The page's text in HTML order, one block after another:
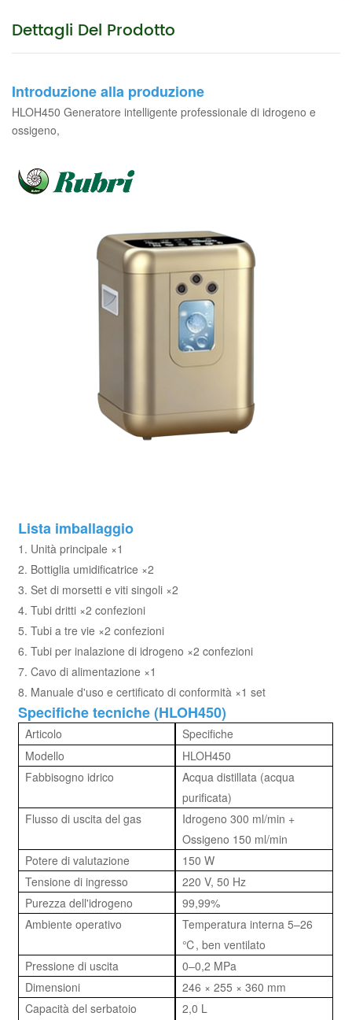
Dettagli Del Prodotto
Introduzione alla produzione
HLOH450 Generatore intelligente professionale di idrogeno e
ossigeno,
Lista imballaggio
1. Unità principale ×1
2. Bottiglia umidificatrice ×2
3. Set di morsetti e viti singoli ×2
4. Tubi dritti ×2 confezioni
5. Tubi a tre vie ×2 confezioni
6. Tubi per inalazione di idrogeno ×2 confezioni
7. Cavo di alimentazione ×1
8. Manuale d'uso e certificato di conformità ×1 set
Specifiche tecniche (HLOH450)
Articolo
Specifiche
Modello
HLOH450
Fabbisogno idrico
Acqua distillata (acqua
purificata)
Flusso di uscita del gas
Idrogeno 300 ml/min +
Ossigeno 150 ml/min
Potere di valutazione
150 W
Tensione di ingresso
220 V, 50 Hz
Purezza dell'idrogeno
99,99%
Ambiente operativo
Temperatura interna 5–26
℃, ben ventilato
Pressione di uscita
0–0,2 MPa
Dimensioni
246 × 255 × 360 mm
Capacità del serbatoio
2,0 L